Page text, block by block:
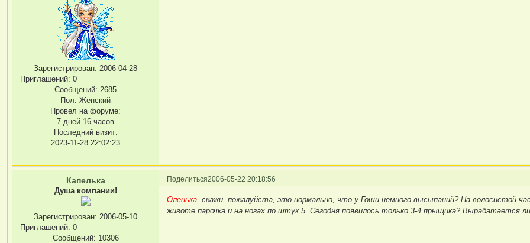
Зарегистрирован: 2006-04-28
Приглашений: 0
Сообщений: 2685
Пол: Женский
Провел на форуме:
7 дней 16 часов
Последний визит:
2023-11-28 22:02:23
Поделиться2006-05-22 20:18:56
Капелька
Душа компании!
Зарегистрирован: 2006-05-10
Приглашений: 0
Сообщений: 10306
Оленька, скажи, пожалуйста, это нормально, что у Гоши немного высыпаний? На волосистой
животе парочка и на ногах по штук 5. Сегодня появилось только 3-4 прыщика? Вырабатается